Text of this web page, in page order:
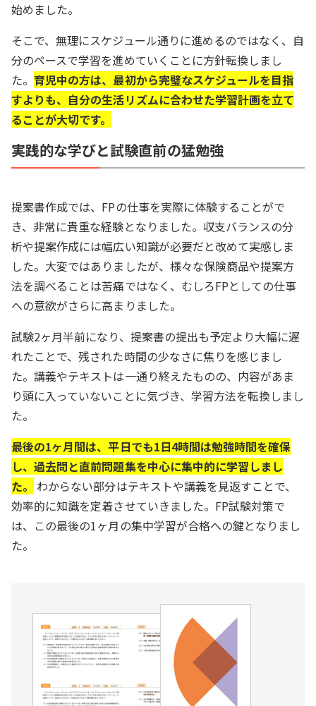
始めました。
そこで、無理にスケジュール通りに進めるのではなく、自
分のペースで学習を進めていくことに方針転換しまし
た。育児中の方は、最初から完璧なスケジュールを目指
すよりも、自分の生活リズムに合わせた学習計画を立て
ることが大切です。
実践的な学びと試験直前の猛勉強
提案書作成では、FPの仕事を実際に体験することがで
き、非常に貴重な経験となりました。収支バランスの分
析や提案作成には幅広い知識が必要だと改めて実感しま
した。大変ではありましたが、様々な保険商品や提案方
法を調べることは苦痛ではなく、むしろFPとしての仕事
への意欲がさらに高まりました。
試験2ヶ月半前になり、提案書の提出も予定より大幅に遅
れたことで、残された時間の少なさに焦りを感じまし
た。講義やテキストは一通り終えたものの、内容があま
り頭に入っていないことに気づき、学習方法を転換しまし
た。
最後の1ヶ月間は、平日でも1日4時間は勉強時間を確保
し、過去問と直前問題集を中心に集中的に学習しまし
た。
わからない部分はテキストや講義を見返すことで、
効率的に知識を定着させていきました。FP試験対策で
は、この最後の1ヶ月の集中学習が合格への鍵となりまし
た。